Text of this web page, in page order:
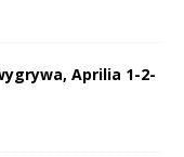
Aprilia 1-2-